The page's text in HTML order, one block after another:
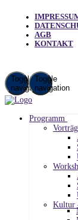
AGB
KONTAKT
Toggle
navigation
Toggle
navigation
Programm
Kultur